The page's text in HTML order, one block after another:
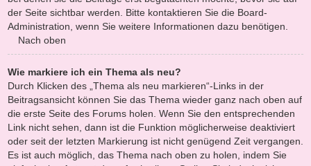
der Seite sichtbar werden. Bitte kontaktieren Sie die Board-
Administration, wenn Sie weitere Informationen dazu benötigen.
Nach oben
Wie markiere ich ein Thema als neu?
Durch Klicken des „Thema als neu markieren“-Links in der
Beitragsansicht können Sie das Thema wieder ganz nach oben auf
die erste Seite des Forums holen. Wenn Sie den entsprechenden
Link nicht sehen, dann ist die Funktion möglicherweise deaktiviert
oder seit der letzten Markierung ist nicht genügend Zeit vergangen.
Es ist auch möglich, das Thema nach oben zu holen, indem Sie